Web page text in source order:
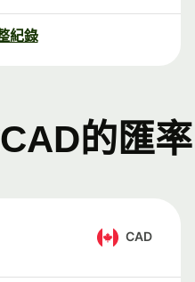
紀錄
的匯率
CAD